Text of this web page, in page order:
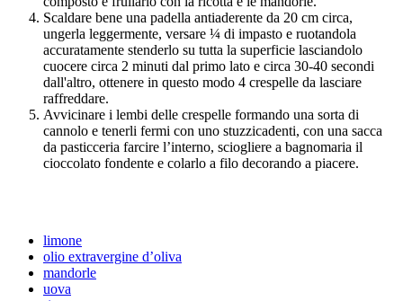
Scaldare bene una padella antiaderente da 20 cm circa,
ungerla leggermente, versare ¼ di impasto e ruotandola
accuratamente stenderlo su tutta la superficie lasciandolo
cuocere circa 2 minuti dal primo lato e circa 30-40 secondi
dall'altro, ottenere in questo modo 4 crespelle da lasciare
raffreddare.
Avvicinare i lembi delle crespelle formando una sorta di
cannolo e tenerli fermi con uno stuzzicadenti, con una sacca
da pasticceria farcire l’interno, sciogliere a bagnomaria il
cioccolato fondente e colarlo a filo decorando a piacere.
limone
olio extravergine d’oliva
mandorle
uova